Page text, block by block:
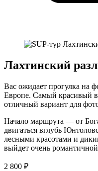
Лахтинский
Вас ожидает прогулка на
Европе. Самый красивый
отличный вариант для
Начало маршрута — от
двигаться вглубь
лесными красотами и
выйдет очень
2 800 ₽